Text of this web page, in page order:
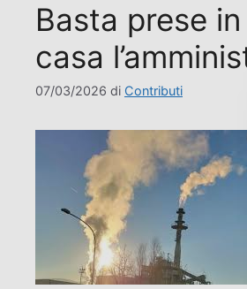
Basta prese
casa
07/03/2026 di Contributi